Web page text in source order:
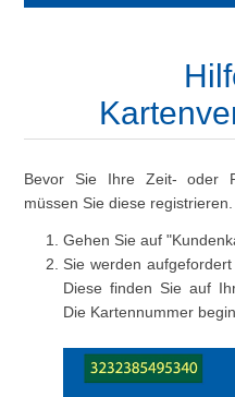
Bevor Sie Ihre Zeit- oder
müssen Sie diese registrieren.
Gehen Sie auf
Sie werden
Diese finden Sie auf
Die Kartennummer